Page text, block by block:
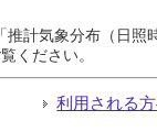
計気象分布（日
ください。
利用される